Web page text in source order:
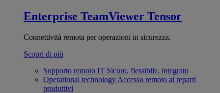
Enterprise TeamViewer Tensor
Connettività remota per operazioni in sicurezza.
Scopri di più
Supporto remoto IT Sicuro, flessibile, integrato
Operational technology Accesso remoto ai reparti
produttivi